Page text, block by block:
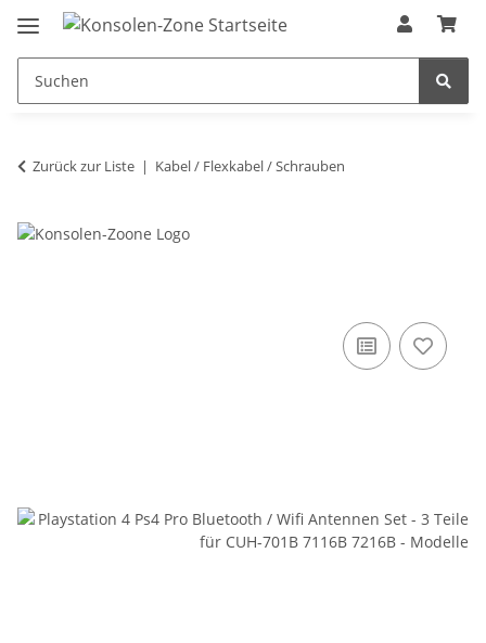
Zurück zur Liste Kabel / Flexkabel / Schrauben